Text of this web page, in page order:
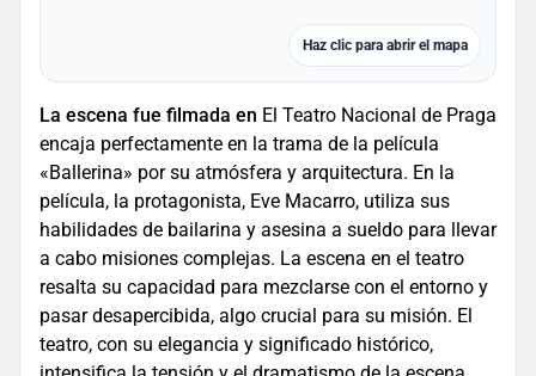
Haz clic para abrir el mapa
La escena fue filmada en El Teatro Nacional de Praga
encaja perfectamente en la trama de la película
«Ballerina» por su atmósfera y arquitectura. En la
película, la protagonista, Eve Macarro, utiliza sus
habilidades de bailarina y asesina a sueldo para llevar
a cabo misiones complejas. La escena en el teatro
resalta su capacidad para mezclarse con el entorno y
pasar desapercibida, algo crucial para su misión. El
teatro, con su elegancia y significado histórico,